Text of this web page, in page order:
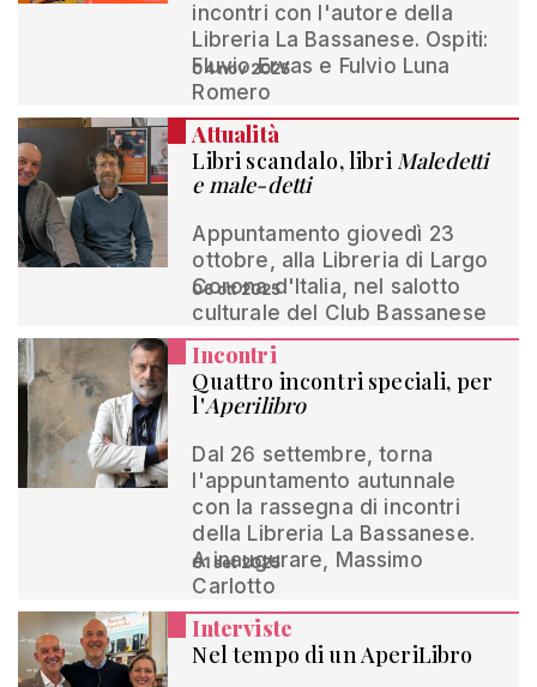
incontri con l'autore della
Libreria La Bassanese. Ospiti:
Fluvio Ervas e Fulvio Luna
Romero
04 nov 2025
Attualità
Libri scandalo, libri Maledetti
e male-detti
Appuntamento giovedì 23
ottobre, alla Libreria di Largo
Corona d'Italia, nel salotto
culturale del Club Bassanese
06 ott 2025
Incontri
Quattro incontri speciali, per
l'Aperilibro
Dal 26 settembre, torna
l'appuntamento autunnale
con la rassegna di incontri
della Libreria La Bassanese.
A inaugurare, Massimo
Carlotto
01 set 2025
Interviste
Nel tempo di un AperiLibro